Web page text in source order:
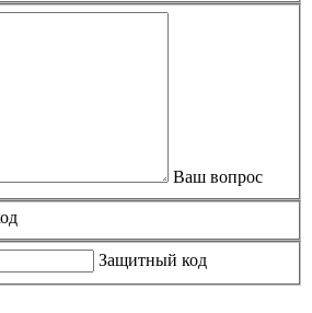
Ваш вопрос
Защитный код